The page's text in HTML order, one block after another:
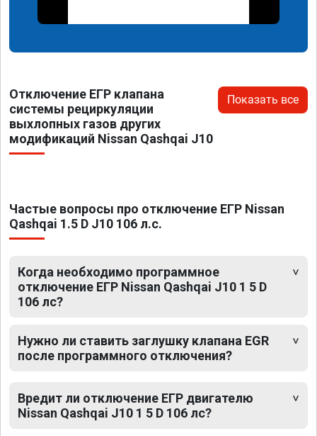
Отключение ЕГР клапана
системы рециркуляции
выхлопных газов других
модификаций Nissan Qashqai J10
Показать все
Частые вопросы про отключение ЕГР Nissan
Qashqai 1.5 D J10 106 л.с.
Когда необходимо программное
отключение ЕГР Nissan Qashqai J10 1 5 D
106 лс?
Нужно ли ставить заглушку клапана EGR
после программного отключения?
Вредит ли отключение ЕГР двигателю
Nissan Qashqai J10 1 5 D 106 лс?